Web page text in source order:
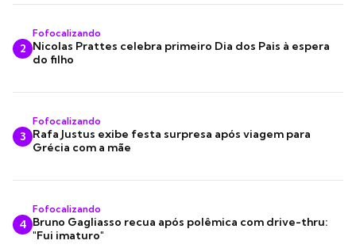
2
Fofocalizando
Nicolas Prattes celebra primeiro Dia dos Pais à espera
do filho
3
Fofocalizando
Rafa Justus exibe festa surpresa após viagem para
Grécia com a mãe
4
Fofocalizando
Bruno Gagliasso recua após polêmica com drive-thru:
"Fui imaturo"